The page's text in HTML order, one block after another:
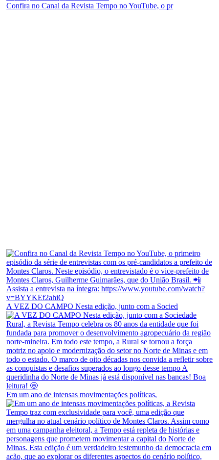
Confira no Canal da Revista Tempo no YouTube, o pr
A VEZ DO CAMPO Nesta edição, junto com a Socied
Em um ano de intensas movimentações políticas,